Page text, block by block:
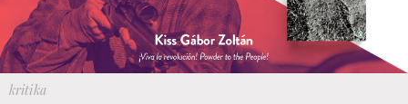
kritika